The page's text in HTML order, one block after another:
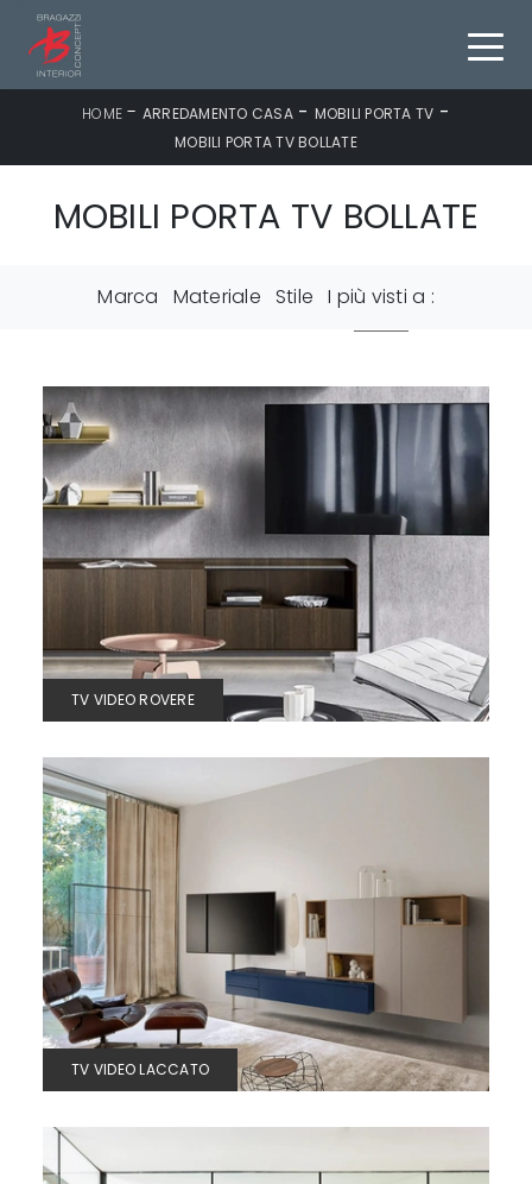
HOME - ARREDAMENTO CASA- MOBILI PORTA TV -
MOBILI PORTA TV BOLLATE
MOBILI PORTA TV BOLLATE
Marca Materiale Stile I più visti a :
TV VIDEO ROVERE
TV VIDEO LACCATO